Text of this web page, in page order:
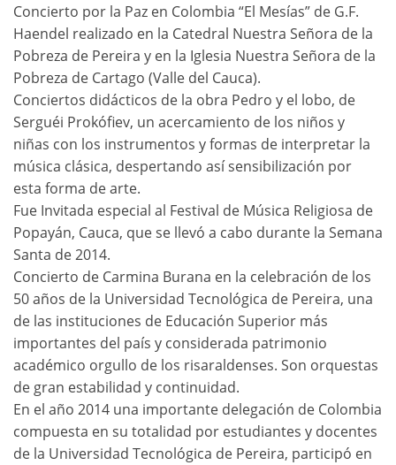
Concierto por la Paz en Colombia “El Mesías” de G.F.
Haendel realizado en la Catedral Nuestra Señora de la
Pobreza de Pereira y en la Iglesia Nuestra Señora de la
Pobreza de Cartago (Valle del Cauca).
Conciertos didácticos de la obra Pedro y el lobo, de
Serguéi Prokófiev, un acercamiento de los niños y
niñas con los instrumentos y formas de interpretar la
música clásica, despertando así sensibilización por
esta forma de arte.
Fue Invitada especial al Festival de Música Religiosa de
Popayán, Cauca, que se llevó a cabo durante la Semana
Santa de 2014.
Concierto de Carmina Burana en la celebración de los
50 años de la Universidad Tecnológica de Pereira, una
de las instituciones de Educación Superior más
importantes del país y considerada patrimonio
académico orgullo de los risaraldenses. Son orquestas
de gran estabilidad y continuidad.
En el año 2014 una importante delegación de Colombia
compuesta en su totalidad por estudiantes y docentes
de la Universidad Tecnológica de Pereira, participó en